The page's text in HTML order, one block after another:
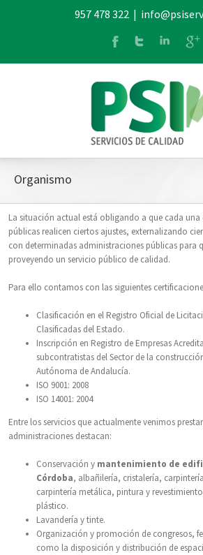
957 478 322 |
Organismo
La situación actual está obligando a que cada
públicas realicen ciertos ajustes, externalizando
con determinadas administraciones públicas para
proveyendo un servicio público de calidad.
Para ello contamos con las siguientes
Clasificación en el Registro Oficial de
Clasificadas del Estado.
Inscripción en Registro de Empresas
subcontratistas del Sector de la
Autónoma de Andalucía.
ISO 9001: 2008
ISO 14001: 2004
Entre los servicios que actualmente venimos
administraciones destacan:
Conservación y mantenimiento de
Córdoba, albañilería, cristalería,
carpintería metálica, pintura y
plástico.
Lavandería y tinte.
Organización y promoción de congresos,
como la disposición y distribución de